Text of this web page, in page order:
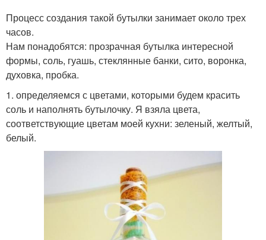
Процесс создания такой бутылки занимает около трех
часов.
Нам понадобятся: прозрачная бутылка интересной
формы, соль, гуашь, стеклянные банки, сито, воронка,
духовка, пробка.
1. определяемся с цветами, которыми будем красить
соль и наполнять бутылочку. Я взяла цвета,
соответствующие цветам моей кухни: зеленый, желтый,
белый.